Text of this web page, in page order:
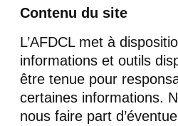
Contenu du site
L’AFDCL met à
informations et outils
être tenue pour
certaines informations.
nous faire part